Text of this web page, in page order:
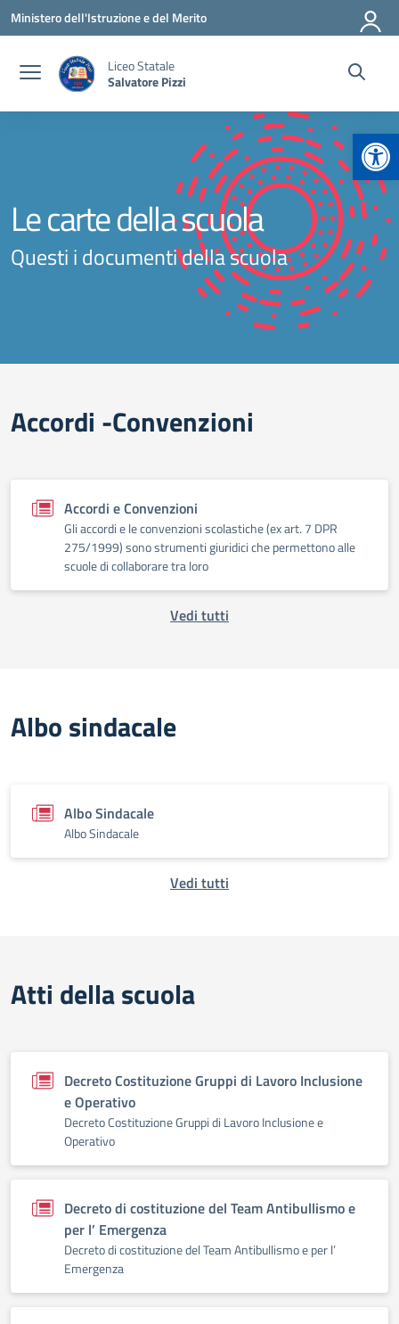
Vai ai contenuti
Vai al menu di navigazione
Vai al footer
Ministero dell'Istruzione e del Merito
Liceo Statale
Salvatore Pizzi
Le carte della scuola
Questi i documenti della scuola
Accordi -Convenzioni
Accordi e Convenzioni
Gli accordi e le convenzioni scolastiche (ex art. 7 DPR
275/1999) sono strumenti giuridici che permettono alle
scuole di collaborare tra loro
Vedi tutti
Albo sindacale
Albo Sindacale
Albo Sindacale
Vedi tutti
Atti della scuola
Decreto Costituzione Gruppi di Lavoro Inclusione
e Operativo
Decreto Costituzione Gruppi di Lavoro Inclusione e
Operativo
Decreto di costituzione del Team Antibullismo e
per l’ Emergenza
Decreto di costituzione del Team Antibullismo e per l’
Emergenza